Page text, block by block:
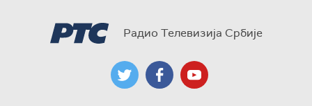
Радио Телевизија Србије